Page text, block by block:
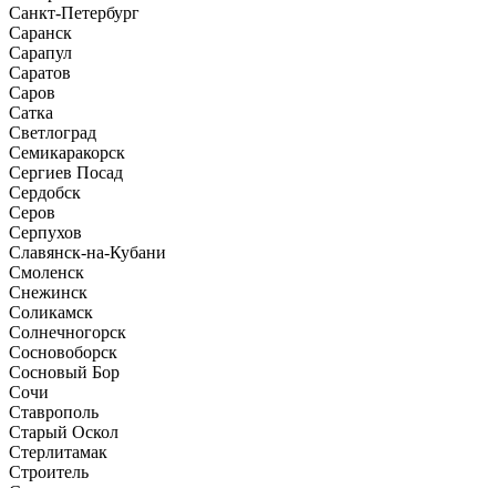
Санкт-Петербург
Саранск
Сарапул
Саратов
Саров
Сатка
Светлоград
Семикаракорск
Сергиев Посад
Сердобск
Серов
Серпухов
Славянск-на-Кубани
Смоленск
Снежинск
Соликамск
Солнечногорск
Сосновоборск
Сосновый Бор
Сочи
Ставрополь
Старый Оскол
Стерлитамак
Строитель